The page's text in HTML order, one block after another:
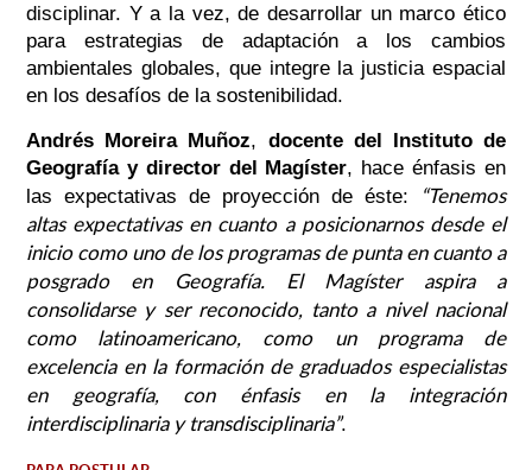
disciplinar. Y a la vez, de desarrollar un marco ético
para estrategias de adaptación a los cambios
ambientales globales, que integre la justicia espacial
en los desafíos de la sostenibilidad.
Andrés Moreira Muñoz, docente del Instituto de
Geografía y director del Magíster, hace énfasis en
las expectativas de proyección de éste:
“Tenemos
altas expectativas en cuanto a posicionarnos desde el
inicio como uno de los programas de punta en cuanto a
posgrado en Geografía. El Magíster aspira a
consolidarse y ser reconocido, tanto a nivel nacional
como latinoamericano, como un programa de
excelencia en la formación de graduados especialistas
en geografía, con énfasis en la integración
interdisciplinaria y transdisciplinaria”.